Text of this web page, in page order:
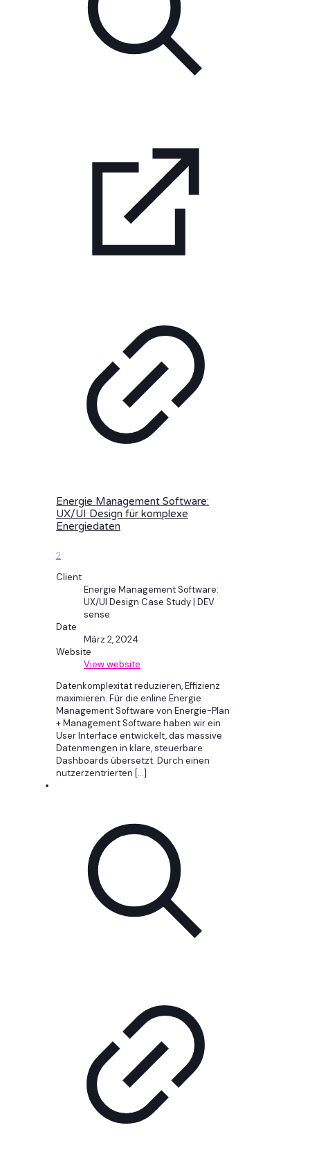
Energie Management Software:
UX/UI Design für komplexe
Energiedaten
2
Client
Energie Management Software:
UX/UI Design Case Study | DEV
sense
Date
März 2, 2024
Website
View website
Datenkomplexität reduzieren, Effizienz
maximieren. Für die enline Energie
Management Software von Energie-Plan
+ Management Software haben wir ein
User Interface entwickelt, das massive
Datenmengen in klare, steuerbare
Dashboards übersetzt. Durch einen
nutzerzentrierten […]